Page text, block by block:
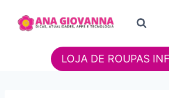
para
LOJA DE ROUPAS